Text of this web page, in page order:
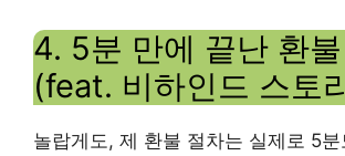
4. 5분 만에 끝난 환
(feat. 비하인드 스토
놀랍게도, 제 환불 절차는 실제로 5분